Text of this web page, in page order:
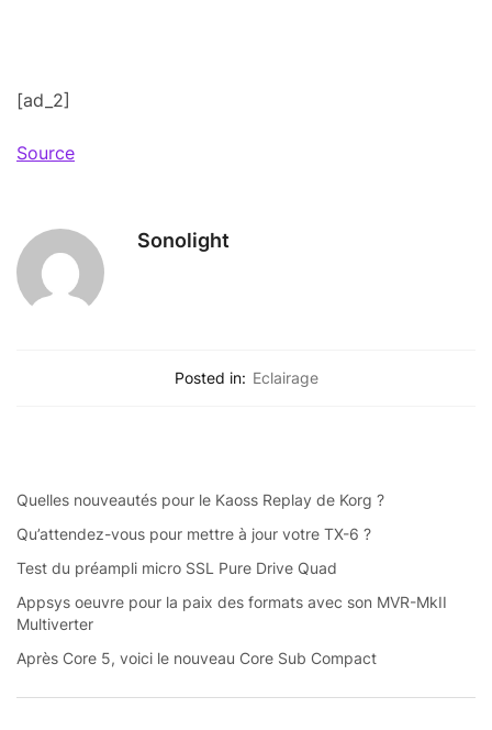
[ad_2]
Source
Sonolight
Posted in: Eclairage
Quelles nouveautés pour le Kaoss Replay de Korg ?
Qu’attendez-vous pour mettre à jour votre TX-6 ?
Test du préampli micro SSL Pure Drive Quad
Appsys oeuvre pour la paix des formats avec son MVR-MkII
Multiverter
Après Core 5, voici le nouveau Core Sub Compact